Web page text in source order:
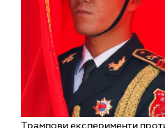
Трампови експерименти